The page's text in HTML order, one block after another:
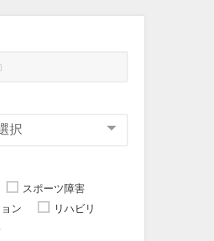
スポーツ障害
ン
リハビリ